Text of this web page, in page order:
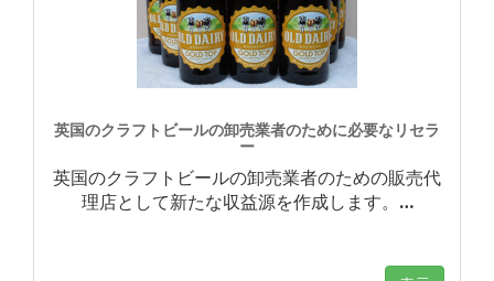
英国のクラフトビールの卸売業者のために必要なリセラ
ー
英国のクラフトビールの卸売業者のための販売代
理店として新たな収益源を作成します。 …